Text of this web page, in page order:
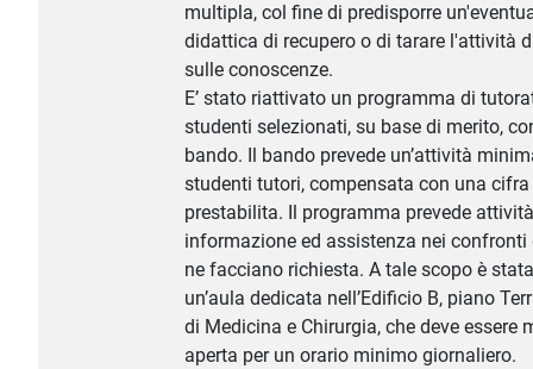
multipla, col fine di predisporre
didattica di recupero o di tarare l'attività
sulle conoscenze.
E’ stato riattivato un programma di
studenti selezionati, su base di merito,
bando. Il bando prevede un’attività
studenti tutori, compensata con una
prestabilita. Il programma prevede
informazione ed assistenza nei confronti
ne facciano richiesta. A tale scopo è
un’aula dedicata nell’Edificio B, piano
di Medicina e Chirurgia, che deve essere
aperta per un orario minimo giornaliero.